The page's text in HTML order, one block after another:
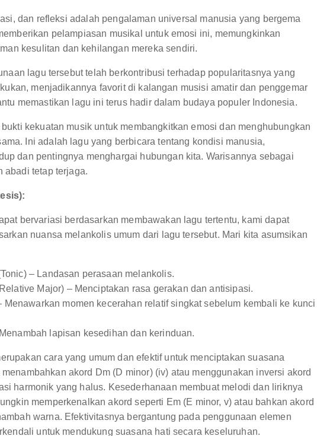
dan refleksi adalah pengalaman universal manusia yang bergema
pelampiasan musikal untuk emosi ini, memungkinkan
kesulitan dan kehilangan mereka sendiri.
lagu tersebut telah berkontribusi terhadap popularitasnya yang
menjadikannya favorit di kalangan musisi amatir dan penggemar
memastikan lagu ini terus hadir dalam budaya populer Indonesia.
kekuatan musik untuk membangkitkan emosi dan menghubungkan
Ini adalah lagu yang berbicara tentang kondisi manusia,
dan pentingnya menghargai hubungan kita. Warisannya sebagai
abadi tetap terjaga.
bervariasi berdasarkan membawakan lagu tertentu, kami dapat
nuansa melankolis umum dari lagu tersebut. Mari kita asumsikan
– Landasan perasaan melankolis.
Major) – Menciptakan rasa gerakan dan antisipasi.
Menawarkan momen kecerahan relatif singkat sebelum kembali ke kunci
lapisan kesedihan dan kerinduan.
cara yang umum dan efektif untuk menciptakan suasana
akord Dm (D minor) (iv) atau menggunakan inversi akord
harmonik yang halus. Kesederhanaan membuat melodi dan liriknya
memperkenalkan akord seperti Em (E minor, v) atau bahkan akord
warna. Efektivitasnya bergantung pada penggunaan elemen
untuk mendukung suasana hati secara keseluruhan.